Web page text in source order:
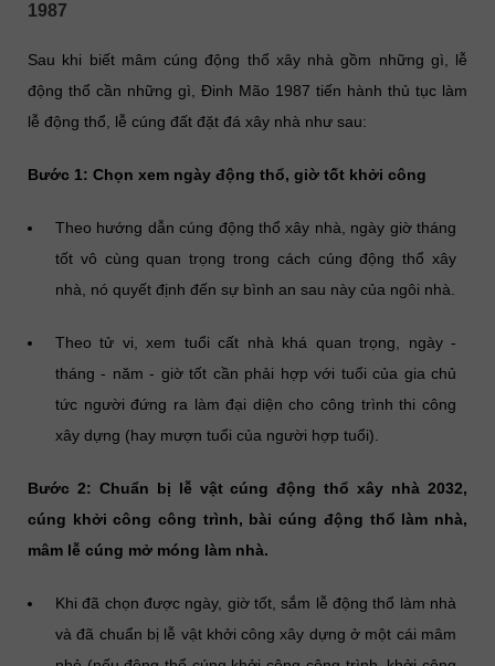
1987
Sau khi biết mâm cúng động thổ xây nhà gồm những gì, lễ
động thổ cần những gì, Đinh Mão 1987 tiến hành thủ tục làm
lễ động thổ, lễ cúng đất đặt đá xây nhà như sau:
Bước 1: Chọn xem ngày động thổ, giờ tốt khởi công
Theo hướng dẫn cúng động thổ xây nhà, ngày giờ tháng
tốt vô cùng quan trọng trong cách cúng động thổ xây
nhà, nó quyết định đến sự bình an sau này của ngôi nhà.
Theo tử vi, xem tuổi cất nhà khá quan trọng, ngày -
tháng - năm - giờ tốt cần phải hợp với tuổi của gia chủ
tức người đứng ra làm đại diện cho công trình thi công
xây dựng (hay mượn tuổi của người hợp tuổi).
Bước 2: Chuẩn bị lễ vật cúng động thổ xây nhà 2032,
cúng khởi công công trình, bài cúng động thổ làm nhà,
mâm lễ cúng mở móng làm nhà.
Khi đã chọn được ngày, giờ tốt, sắm lễ động thổ làm nhà
và đã chuẩn bị lễ vật khởi công xây dựng ở một cái mâm